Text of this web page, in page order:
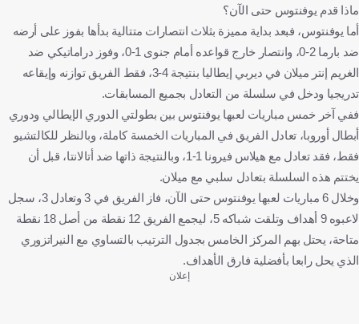
ماذا قدم يوفنتوس حتى الآن؟
أما يوفنتوس، فبعد بداية مميزة بثلاث انتصارات متتالية بدأها بفوز على أرضه
ضد بارما 2-0، وانتصار خارج قواعده أمام جنوى 1-0، وفوز دراماتيكي ضد
الغريم إنتر ميلان في ديربي إيطاليا بنتيجة 4-3، فقط الفريق توازنه وإيقاعه
تدريجيا ودخل في سلسلة من التعادل بجميع المسابقات.
ففي آخر خمس مباريات لعبها يوفنتوس بين بطولتي الدوري الإيطالي ودوري
أبطال أوروبا، تعادل الفريق في المباريات الخمسة كاملة، وبالنظر للكالتشيو
فقط، فقد تعادل مع هيلاس فيرونا 1-1، وبالنتيجة ذاتها ضد أتالانتا، قبل أن
يختتم هذه السلسلة بتعادل سلبي مع ميلان.
وخلال 6 مباريات لعبها يوفنتوس حتى الآن، فاز الفريق في 3 وتعادل 3، سجل
لاعبوه 9 أهداف وتلقت شباكه 5، ليجمع الفريق 12 نقطة من أصل 18 نقطة
متاحة، يحتل بهم المركز الخامس بجدول الترتيب بالتساوي مع النيراتزوري
الذي يحل رابعا بأفضلية فارق الأهداف.
إعلان